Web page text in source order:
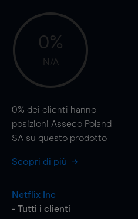
0%
N/A
0% dei clienti hanno
posizioni Asseco Poland
SA su questo prodotto
Scopri di più
Netflix Inc
- Tutti i clienti